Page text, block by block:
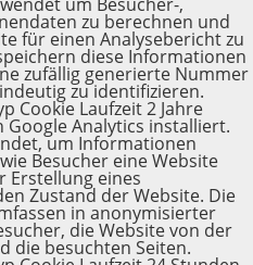
zu berechnen und
für einen Analysebericht zu
diese Informationen
zufällig generierte Nummer
zu identifizieren.
Cookie Laufzeit2 Jahre
Google Analytics installiert.
um Informationen
Besucher eine Website
Erstellung eines
Zustand der Website. Die
in anonymisierter
die Website von der
die besuchten Seiten.